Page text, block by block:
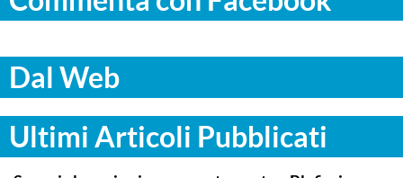
Dal Web
Ultimi Articoli Pubblicati
PALERMO